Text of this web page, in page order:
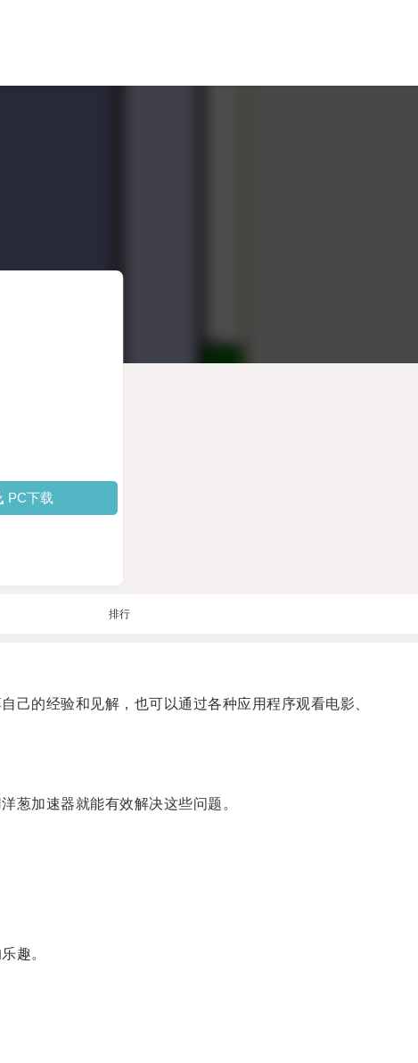
PC下载
排行
的经验和见解，也可以通过各种应用程序观看电影、
加速器就能有效解决这些问题。
趣。